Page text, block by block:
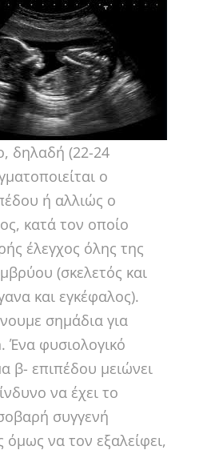
δηλαδή (22-24
ο
ή αλλιώς ο
κατά τον οποίο
έλεγχος όλης της
(σκελετός και
και εγκέφαλος).
σημάδια για
φυσιολογικό
β- επιπέδου μειώνει
να έχει το
συγγενή
να τον εξαλείφει,